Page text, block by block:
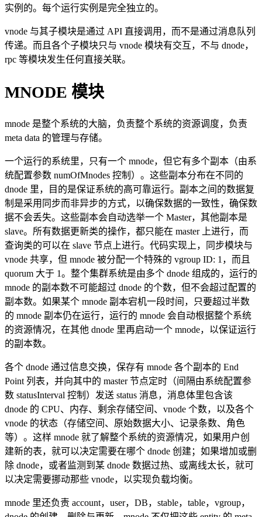
实例的。每个运行实例是完全独立的。
vnode 与其子模块是通过 API 直接调用，而不是通过消息队列
传递。而且各个子模块只与 vnode 模块有交互，不与 dnode，
rpc 等模块发生任何直接关联。
MNODE 模块
mnode 是整个系统的大脑，负责整个系统的资源调度，负责
meta data 的管理与存储。
一个运行的系统里，只有一个 mnode，但它有多个副本（由系
统配置参数 numOfMnodes 控制）。这些副本分布在不同的
dnode 里，目的是保证系统的高可靠运行。副本之间的数据复
制是采用同步而非异步的方式，以确保数据的一致性，确保数
据不会丢失。这些副本会自动选举一个 Master，其他副本是
slave。所有数据更新类的操作，都只能在 master 上进行，而
查询类的可以在 slave 节点上进行。代码实现上，同步模块与
vnode 共享，但 mnode 被分配一个特殊的 vgroup ID: 1，而且
quorum 大于 1。整个集群系统是由多个 dnode 组成的，运行的
mnode 的副本数不可能超过 dnode 的个数，但不会超过配置的
副本数。如果某个 mnode 副本宕机一段时间，只要超过半数
的 mnode 副本仍在运行，运行的 mnode 会自动根据整个系统
的资源情况，在其他 dnode 里再启动一个 mnode，以保证运行
的副本数。
各个 dnode 通过信息交换，保存有 mnode 各个副本的 End
Point 列表，并向其中的 master 节点定时（间隔由系统配置参
数 statusInterval 控制）发送 status 消息，消息体里包含该
dnode 的 CPU、内存、剩余存储空间、vnode 个数，以及各个
vnode 的状态（存储空间、原始数据大小、记录条数、角色
等）。这样 mnode 就了解整个系统的资源情况，如果用户创
建新的表，就可以决定需要在哪个 dnode 创建；如果增加或删
除 dnode，或者监测到某 dnode 数据过热、或离线太长，就可
以决定需要挪动那些 vnode，以实现负载均衡。
mnode 里还负责 account，user，DB，stable，table，vgroup，